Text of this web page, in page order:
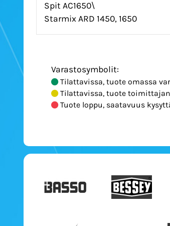
Spit AC1650\
Starmix ARD 1450, 1650
Varastosymbolit:
Tilattavissa, tuote omassa
Tilattavissa, tuote
Tuote loppu, saatavuus